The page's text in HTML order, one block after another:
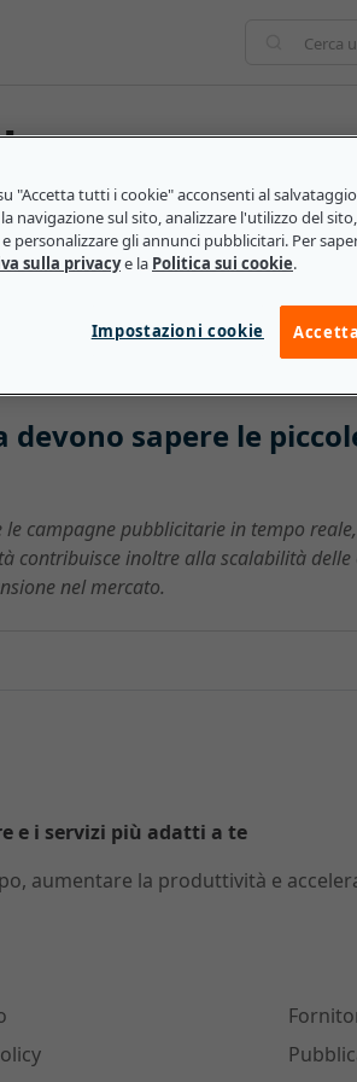
cloud che supportano le attività
dei dati pubblicitari. I prezzi
d'asta che mette in contatto gli
devono sapere le
campagne pubblicitarie in tempo
contribuisce inoltre alla scalabilità
nel mercato.
e i servizi più adatti a te
aumentare la produttività e
"Accetta tutti i cookie" acconsenti al
navigazione sul sito, analizzare l'utilizzo del
personalizzare gli annunci pubblicitari. Per
sulla privacye la Politica sui cookie.
Impostazioni cookie